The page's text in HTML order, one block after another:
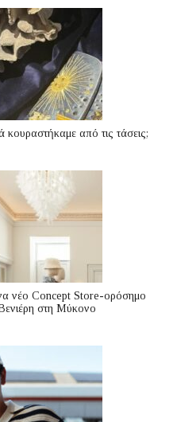
από τις τάσεις;
νέο Concept Store-ορόσημο
στη Μύκονο